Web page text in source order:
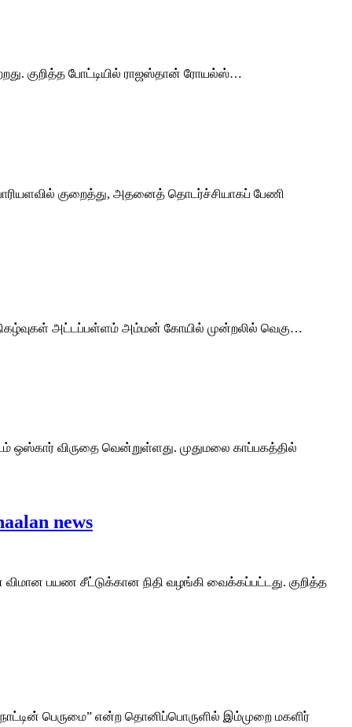
குறித்த போட்டியில் ராஜஸ்தான் ரோயல்ஸ்…
பாரியளவில் குறைத்து, அதனைத் தொடர்ச்சியாகப் பேணி
நிகழ்வுகள் அட்டப்பள்ளம் அம்மன் கோயில் முன்றலில் வெகு…
விருதை வென்றுள்ளது. முதுமலை காப்பகத்தில்
news
பயண சீட்டுக்கான நிதி வழங்கி வைக்கப்பட்டது. குறித்த
பெருமை” என்ற தொனிப்பொருளில் இம்முறை மகளிர்